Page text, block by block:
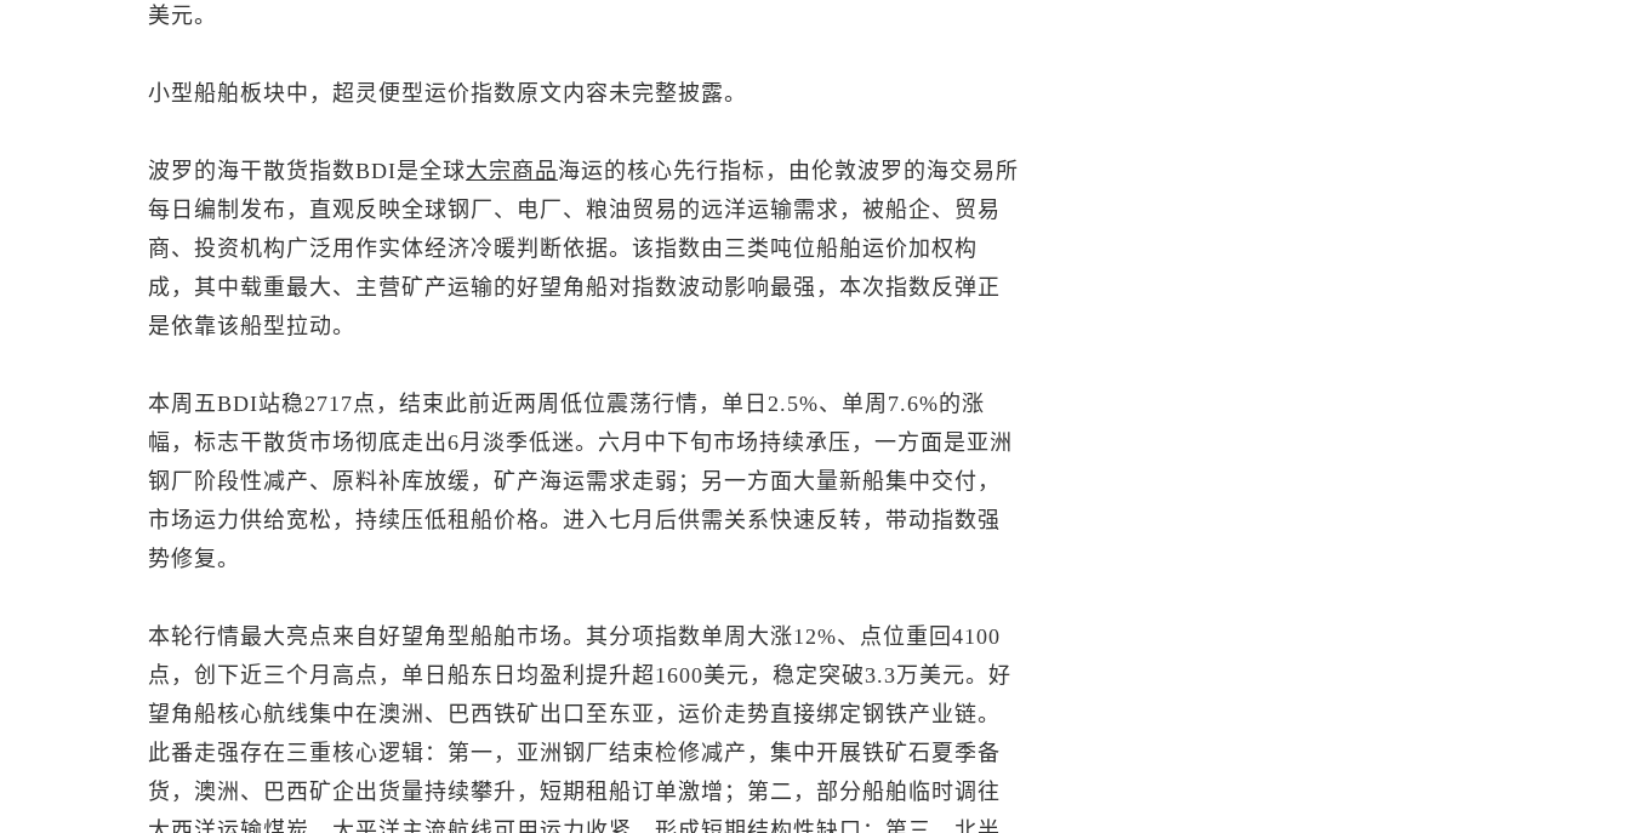
美元。
小型船舶板块中，超灵便型运价指数原文内容未完整披露。
波罗的海干散货指数BDI是全球大宗商品海运的核心先行指标，由伦敦波罗的海交易所
每日编制发布，直观反映全球钢厂、电厂、粮油贸易的远洋运输需求，被船企、贸易
商、投资机构广泛用作实体经济冷暖判断依据。该指数由三类吨位船舶运价加权构
成，其中载重最大、主营矿产运输的好望角船对指数波动影响最强，本次指数反弹正
是依靠该船型拉动。
本周五BDI站稳2717点，结束此前近两周低位震荡行情，单日2.5%、单周7.6%的涨
幅，标志干散货市场彻底走出6月淡季低迷。六月中下旬市场持续承压，一方面是亚洲
钢厂阶段性减产、原料补库放缓，矿产海运需求走弱；另一方面大量新船集中交付，
市场运力供给宽松，持续压低租船价格。进入七月后供需关系快速反转，带动指数强
势修复。
本轮行情最大亮点来自好望角型船舶市场。其分项指数单周大涨12%、点位重回4100
点，创下近三个月高点，单日船东日均盈利提升超1600美元，稳定突破3.3万美元。好
望角船核心航线集中在澳洲、巴西铁矿出口至东亚，运价走势直接绑定钢铁产业链。
此番走强存在三重核心逻辑：第一，亚洲钢厂结束检修减产，集中开展铁矿石夏季备
货，澳洲、巴西矿企出货量持续攀升，短期租船订单激增；第二，部分船舶临时调往